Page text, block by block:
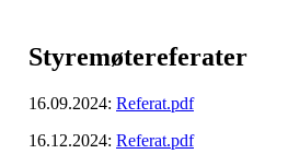
Styremøtereferater
16.09.2024: Referat.pdf
16.12.2024: Referat.pdf